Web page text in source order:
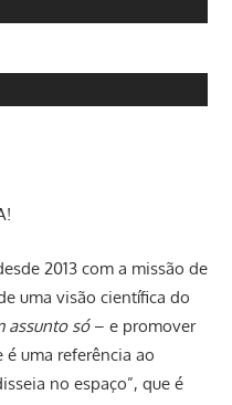
2013 com a missão de
uma visão científica do
assunto só– e promover
uma referência ao
no espaço”, que é